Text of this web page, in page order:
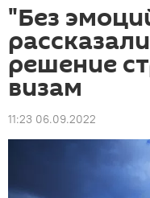
"Без
решение
визам
11:23 06.09.2022